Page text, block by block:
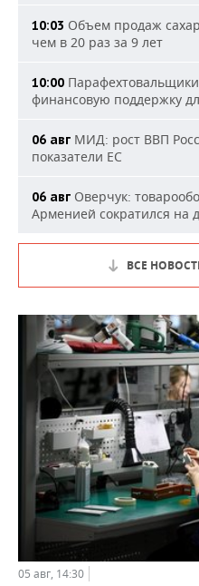
10:03 Объем продаж
чем в 20 раз за 9 лет
10:00
финансовую поддержку
06 авг МИД: рост ВВП
показатели ЕС
06 авг Оверчук:
Арменией сократился на
ВСЕ
05 авг, 14:30